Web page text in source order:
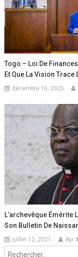
Togo – Loi De
Et Que La Vision Trace
décembre 10, 2025
L’archevêque Émérite
Son Bulletin De
juillet 12, 2021 Ayi